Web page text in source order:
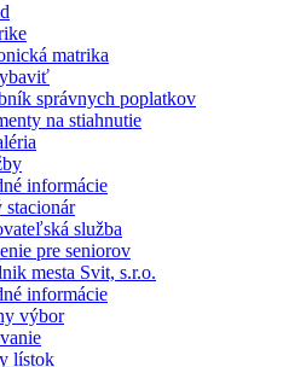
matrika
správnych poplatkov
na stiahnutie
informácie
stacionár
služba
pre seniorov
mesta Svit, s.r.o.
informácie
výbor
lístok